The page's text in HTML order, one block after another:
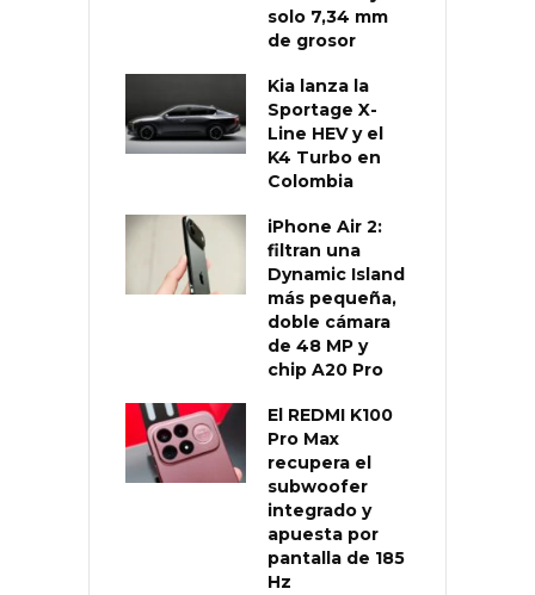
solo 7,34 mm
de grosor
Kia lanza la
Sportage X-
Line HEV y el
K4 Turbo en
Colombia
iPhone Air 2:
filtran una
Dynamic Island
más pequeña,
doble cámara
de 48 MP y
chip A20 Pro
El REDMI K100
Pro Max
recupera el
subwoofer
integrado y
apuesta por
pantalla de 185
Hz